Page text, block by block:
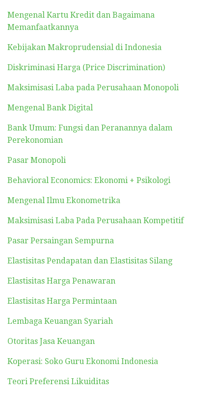
Mengenal Kartu Kredit dan Bagaimana
Memanfaatkannya
Kebijakan Makroprudensial di Indonesia
Diskriminasi Harga (Price Discrimination)
Maksimisasi Laba pada Perusahaan Monopoli
Mengenal Bank Digital
Bank Umum: Fungsi dan Peranannya dalam
Perekonomian
Pasar Monopoli
Behavioral Economics: Ekonomi + Psikologi
Mengenal Ilmu Ekonometrika
Maksimisasi Laba Pada Perusahaan Kompetitif
Pasar Persaingan Sempurna
Elastisitas Pendapatan dan Elastisitas Silang
Elastisitas Harga Penawaran
Elastisitas Harga Permintaan
Lembaga Keuangan Syariah
Otoritas Jasa Keuangan
Koperasi: Soko Guru Ekonomi Indonesia
Teori Preferensi Likuiditas